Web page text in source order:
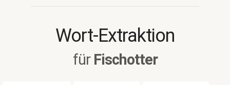
Wort-Extraktion
für Fischotter